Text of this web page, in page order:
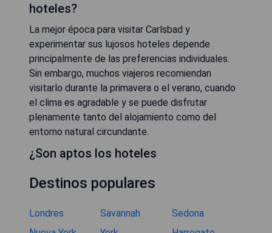
hoteles?
La mejor época para visitar Carlsbad y
experimentar sus lujosos hoteles depende
principalmente de las preferencias individuales.
Sin embargo, muchos viajeros recomiendan
visitarlo durante la primavera o el verano, cuando
el clima es agradable y se puede disfrutar
plenamente tanto del alojamiento como del
entorno natural circundante.
¿Son aptos los hoteles
Destinos populares
Londres Savannah
Sedona